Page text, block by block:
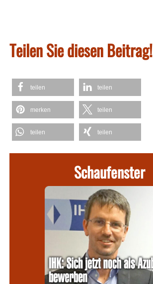
Teilen Sie diesen Beitrag!
teilen teilen
merken teilen
teilen teilen
Schaufenster